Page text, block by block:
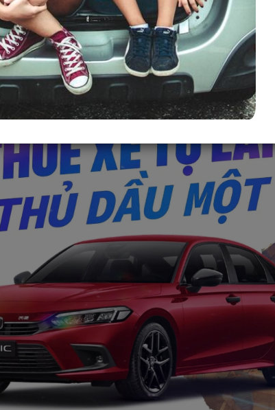
du khách. Việc sở hữu phương tiện riêng trong vài
không cần phụ thuộc vào taxi hay xe công nghệ.
bạn cần nắm rõ một số kinh nghiệm quan trọng. Hãy